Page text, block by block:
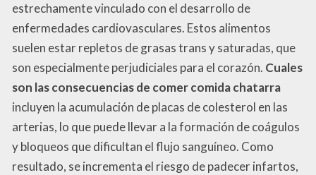
estrechamente vinculado con el desarrollo de
enfermedades cardiovasculares. Estos alimentos
suelen estar repletos de grasas trans y saturadas, que
son especialmente perjudiciales para el corazón. Cuales
son las consecuencias de comer comida chatarra
incluyen la acumulación de placas de colesterol en las
arterias, lo que puede llevar a la formación de coágulos
y bloqueos que dificultan el flujo sanguíneo. Como
resultado, se incrementa el riesgo de padecer infartos,